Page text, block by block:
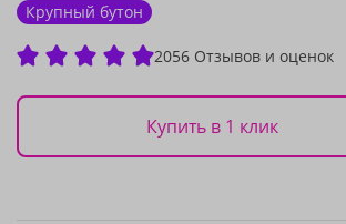
Крупный бутон
2056 Отзывов и оценок
Купить в 1 клик